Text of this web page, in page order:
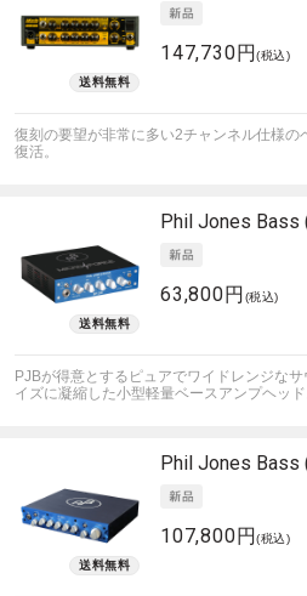
147,730円(税込)
復刻の要望が非常に多い2チャンネル仕様の
復活。
Phil Jones Bass
63,800円 (税込)
PJBが得意とするピュアでワイドレンジな
イズに凝縮した小型軽量ベースアンプヘッド
Phil Jones Bass
107,800円(税込)